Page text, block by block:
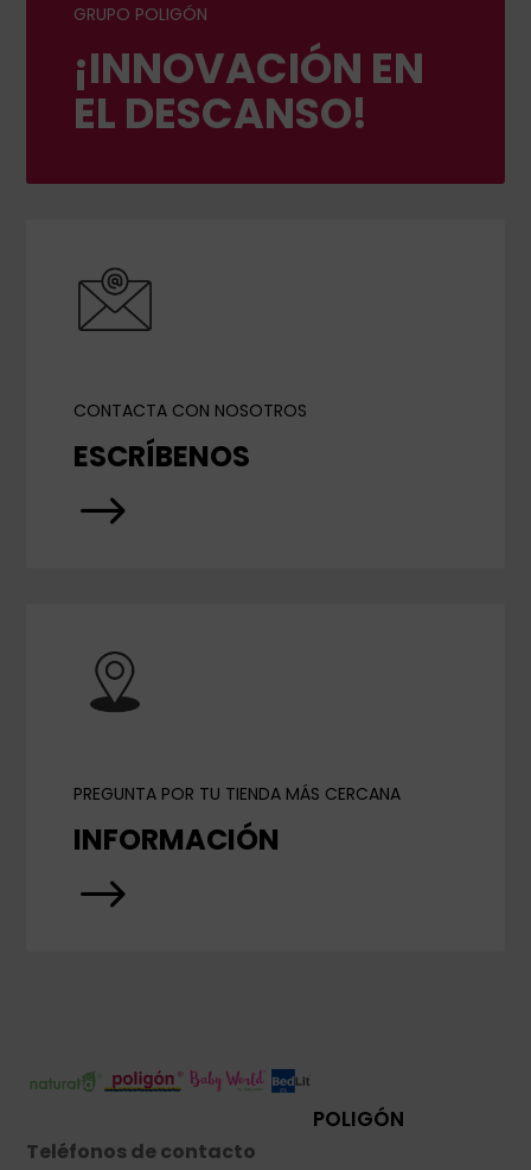
GRUPO POLIGÓN
¡INNOVACIÓN EN
EL DESCANSO!
CONTACTA CON NOSOTROS
ESCRÍBENOS
$
PREGUNTA POR TU TIENDA MÁS CERCANA
INFORMACIÓN
$
Teléfonos de contacto
POLIGÓN